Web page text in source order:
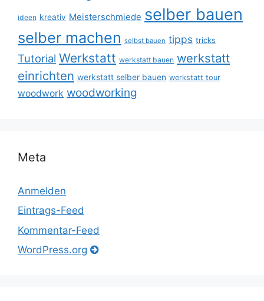
ideen kreativ Meisterschmiede selber bauen
selber machen selbst bauen tipps tricks
Tutorial Werkstatt werkstatt bauen werkstatt
einrichten werkstatt selber bauen werkstatt tour
woodwork woodworking
Meta
Anmelden
Eintrags-Feed
Kommentar-Feed
WordPress.org